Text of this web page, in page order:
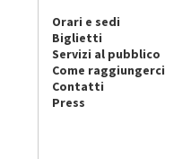
Orari e sedi
Biglietti
Servizi al pubblico
Come raggiungerci
Contatti
Press